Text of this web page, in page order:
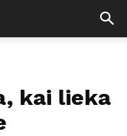
kai lieka